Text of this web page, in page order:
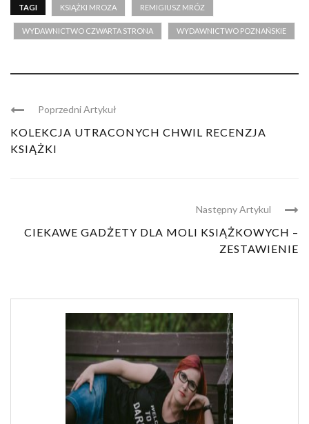
TAGI KSIĄŻKI MROZA REMIGIUSZ MRÓZ
WYDAWNICTWO CZWARTA STRONA WYDAWNICTWO POZNAŃSKIE
Poprzedni Artykuł
KOLEKCJA UTRACONYCH CHWIL RECENZJA
KSIĄŻKI
Następny Artykul
CIEKAWE GADŻETY DLA MOLI KSIĄŻKOWYCH –
ZESTAWIENIE